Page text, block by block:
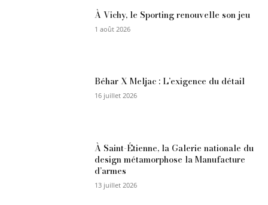
À Vichy, le Sporting renouvelle son jeu
1 août 2026
Béhar X Meljac : L’exigence du détail
16 juillet 2026
À Saint-Étienne, la Galerie nationale du
design métamorphose la Manufacture
d’armes
13 juillet 2026